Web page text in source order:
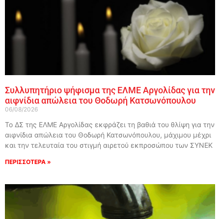
Συλλυπητήριο ψήφισμα της ΕΛΜΕ Αργολίδας για την
αιφνίδια απώλεια του Θοδωρή Κατσωνόπουλου
06/08/2026
Το ΔΣ της ΕΛΜΕ Αργολίδας εκφράζει τη βαθιά του θλίψη για την
αιφνίδια απώλεια του Θοδωρή Κατσωνόπουλου, μάχιμου μέχρι
και την τελευταία του στιγμή αιρετού εκπροσώπου των ΣΥΝΕΚ
ΠΕΡΙΣΣΟΤΕΡΑ »